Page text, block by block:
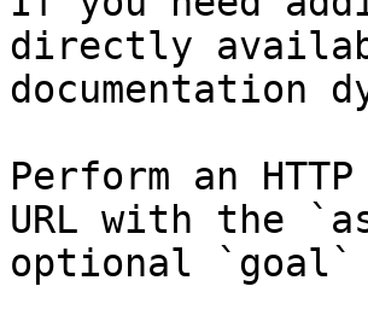
directly
documentation
Perform an
URL with the
optional `goal`